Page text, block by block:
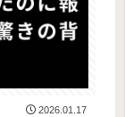
2026.01.17